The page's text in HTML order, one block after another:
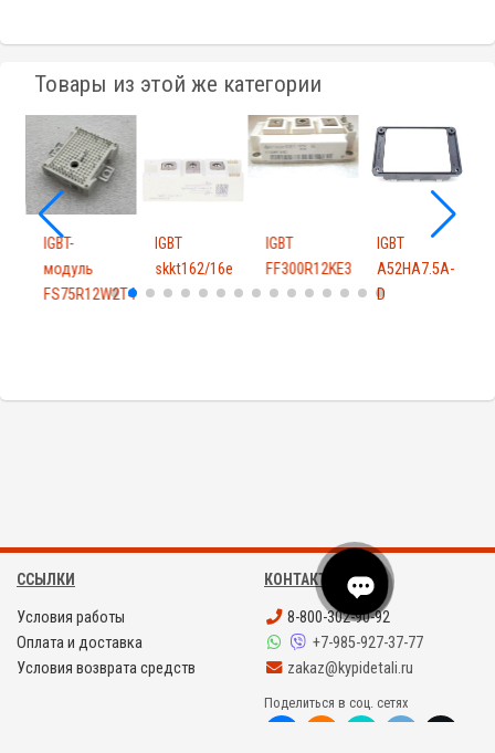
Товары из этой же категории
IGBT-
модуль
FS75R12W2T4
IGBT
skkt162/16e
IGBT
FF300R12KE3
IGBT
A52HA7.5A-
D
ССЫЛКИ
Условия работы
Оплата и доставка
Условия возврата средств
КОНТАКТЫ
8-800-302-90-92
+7-985-927-37-77
zakaz@kypidetali.ru
Поделиться в соц. сетях